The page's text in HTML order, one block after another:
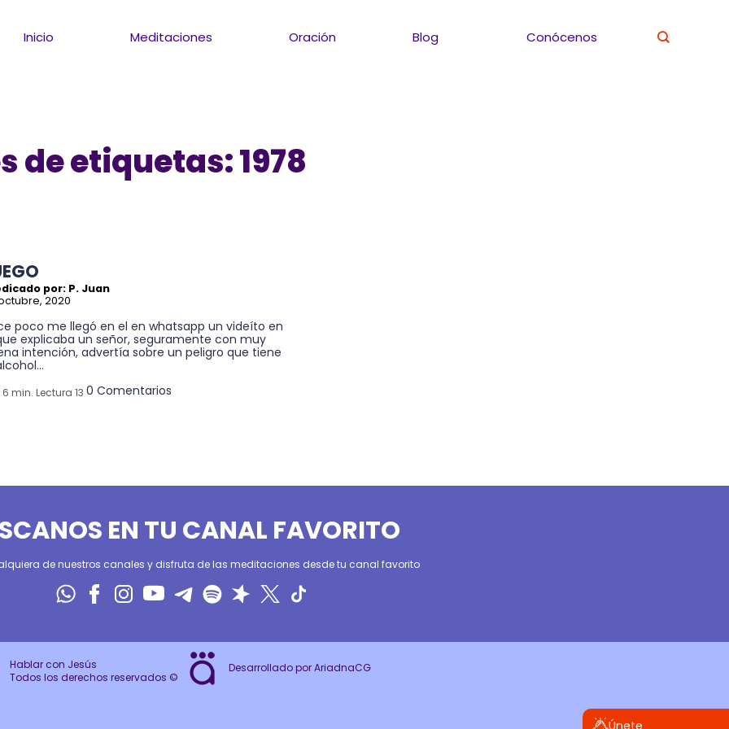
Inicio Meditaciones Oración Blog Conócenos
de etiquetas: 1978
por: P. Juan
2020
poco me llegó en el en whatsapp un videíto en
explicaba un señor, seguramente con muy
intención, advertía sobre un peligro que tiene
6 min. Lectura 13 0 Comentarios
EN TU CANAL FAVORITO
de nuestros canales y disfruta de las meditaciones desde tu canal favorito
Hablar con Jesús
Todos los derechos reservados ©
Desarrollado por AriadnaCG
Únete